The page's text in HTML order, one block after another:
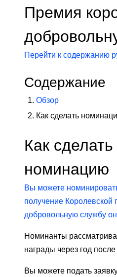
Премия
Перейти к содержанию
Содержание
Обзор
Как сделать
Как сделать
номинацию
Вы можете
получение Королевской
добровольную службу
Номинанты
награды через год
Вы можете подать